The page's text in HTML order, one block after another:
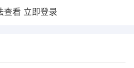
查看 立即登录